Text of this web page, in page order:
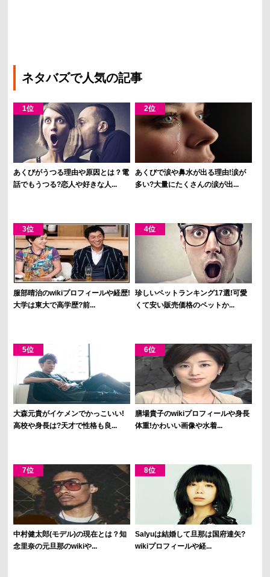
ネタバズで人気の記事
あくびがうつる理由や原因とは？電
話でもうつる?恋人や好きな人...
あくびで涙や鼻水が出る理由!涙が
多い?大量にたくさんの涙が出...
服部晴治のwikiプロフィールや経歴!
大学は東大で高学歴?前...
珍しいペットランキング17選!可愛
くて安い販売価格のペットか...
大森元貴がイケメンでかっこいい!
高校や身長は?天才で性格も良...
膳場貴子のwikiプロフィールや身長
体重!かわいい画像や水着...
中村健太郎(モデル)の現在とは？知
念里奈の元旦那のwikiや...
Salyuは結婚して旦那は国府達矢?
wikiプロフィールや経...